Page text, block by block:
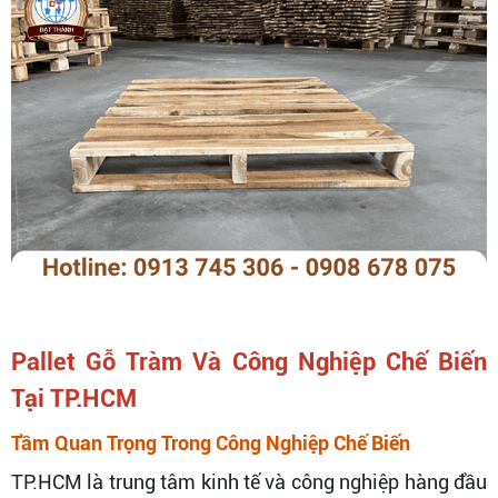
Pallet Gỗ Tràm Và Công Nghiệp Chế Biến
Tại TP.HCM
Tầm Quan Trọng Trong Công Nghiệp Chế Biến
TP.HCM là trung tâm kinh tế và công nghiệp hàng đầu